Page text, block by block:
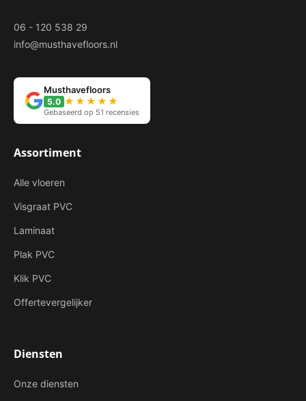
06 - 120 538 29
info@musthavefloors.nl
Musthavefloors
5.0 ★★★★★
Gebaseerd op 51 recensies
Assortiment
Alle vloeren
Visgraat PVC
Laminaat
Plak PVC
Klik PVC
Offertevergelijker
Diensten
Onze diensten